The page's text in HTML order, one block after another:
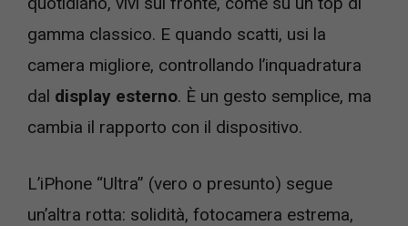
gamma classico. E quando scatti, usi la
camera migliore, controllando l’inquadratura
dal display esterno. È un gesto semplice, ma
cambia il rapporto con il dispositivo.
L’iPhone “Ultra” (vero o presunto) segue
un’altra rotta: solidità, fotocamera estrema,